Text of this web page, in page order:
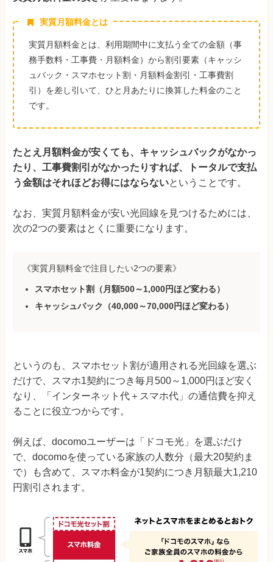
実質月額料金とは
実質月額料金とは、利用期間中に支払う全ての金額（事
務手数料・工事費・月額料金）から割引要素（キャッシ
ュバック・スマホセット割・月額料金割引・工事費割
引）を差し引いて、ひと月あたりに換算した料金のこと
です。
たとえ月額料金が安くても、キャッシュバックがなかっ
たり、工事費割引がなかったりすれば、トータルで支払
う金額はそれほどお得にはならないということです。
なお、実質月額料金が安い光回線を見つけるためには、
次の2つの要素はとくに重要になります。
《実質月額料金で注目したい2つの要素》
スマホセット割
（月額500～1,000円ほど変わる）
キャッシュバック
（40,000～70,000円ほど変わる）
というのも、スマホセット割が適用される光回線を選ぶ
だけで、スマホ1契約につき毎月500～1,000円ほど安く
なり、「インターネット代＋スマホ代」の通信費を抑え
ることに役立つからです。
例えば、docomoユーザーは「ドコモ光」を選ぶだけ
で、docomoを使っている家族の人数分（最大20契約ま
で）も含めて、スマホ料金が1契約につき月額最大1,210
円割引されます。